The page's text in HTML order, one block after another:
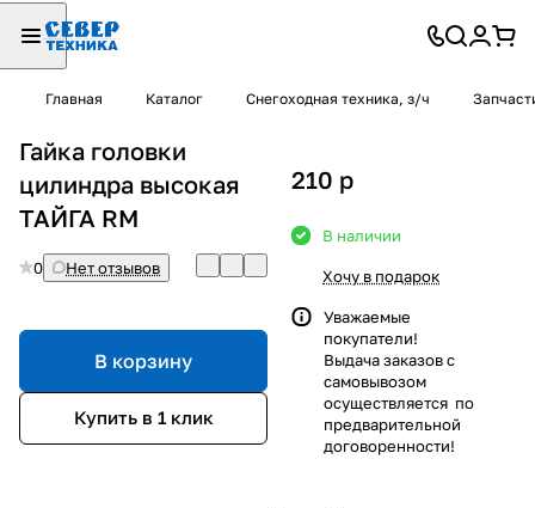
Главная Каталог Снегоходная техника, з/ч
Гайка головки
цилиндра высокая
ТАЙГА RM
0 Нет отзывов
В корзину
Купить в 1 клик
210 p
В наличии
Хочу в подарок
Уважаемые
покупатели!
Выдача заказов с
самовывозом
осуществляется по
предварительной
договоренности!